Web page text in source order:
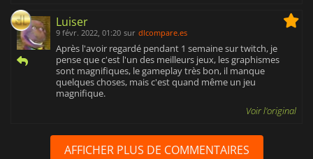
Luiser
9 févr. 2022, 01:20 sur dlcompare.es
Après l'avoir regardé pendant 1 semaine sur twitch, je
pense que c'est l'un des meilleurs jeux, les graphismes
sont magnifiques, le gameplay très bon, il manque
quelques choses, mais c'est quand même un jeu
magnifique.
Voir l'original
AFFICHER PLUS DE COMMENTAIRES